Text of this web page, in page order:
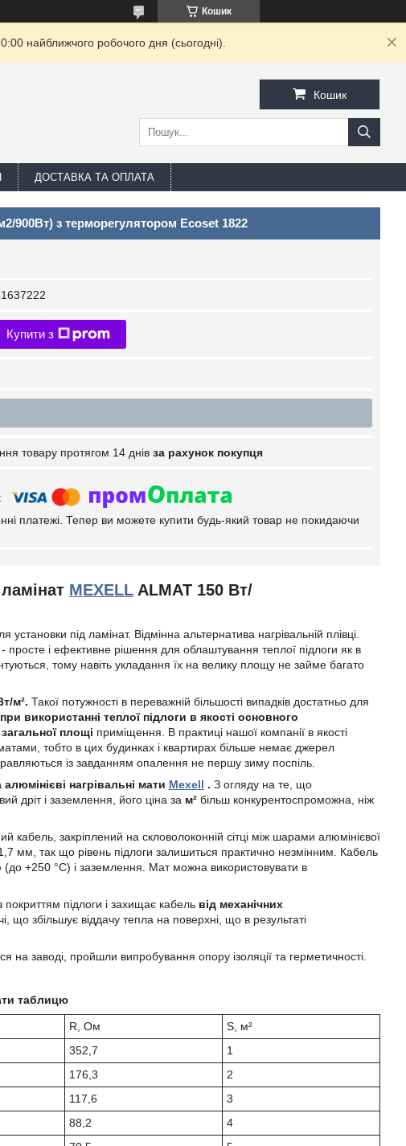
Кошик
найближчого робочого дня (сьогодні).
Кошик
ДОСТАВКА ТА ОПЛАТА
900Вт) з терморегулятором Ecoset 1822
Купити з
товару протягом 14 днів за рахунок покупця
платежі. Тепер ви можете купити будь-який товар не покидаючи
MEXELL ALMAT 150 Вт/
установки під ламінат. Відмінна альтернатива нагрівальній плівці.
просте і ефективне рішення для облаштування теплої підлоги як в
тому навіть укладання їх на велику площу не займе багато
м². Такої потужності в переважній більшості випадків достатньо для
при використанні теплої підлоги в якості основного
площі приміщення. В практиці нашої компанії в якості
матами, тобто в цих будинках і квартирах більше немає джерел
із завданням опалення не першу зиму поспіль.
алюмінієві нагрівальні мати Mexell . З огляду на те, що
дріт і заземлення, його ціна за м² більш конкурентоспроможна, ніж
кабель, закріплений на скловолоконній сітці між шарами алюмінієвої
мм, так що рівень підлоги залишиться практично незмінним. Кабель
+250 °С) і заземлення. Мат можна використовувати в
підлоги і захищає кабель від механічних
що збільшує віддачу тепла на поверхні, що в результаті
на заводі, пройшли випробування опору ізоляції та герметичності.
таблицю
R, Ом
S, м²
352,7
1
176,3
2
117,6
3
88,2
4